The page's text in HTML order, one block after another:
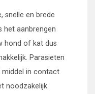
snelle en brede
het aanbrengen
hond of kat dus
Parasieten
in contact
noodzakelijk.